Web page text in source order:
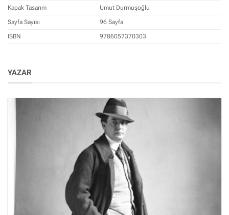
Kapak Tasarım
Umut Durmuşoğlu
Sayfa Sayısı
96 Sayfa
ISBN
9786057370303
YAZAR